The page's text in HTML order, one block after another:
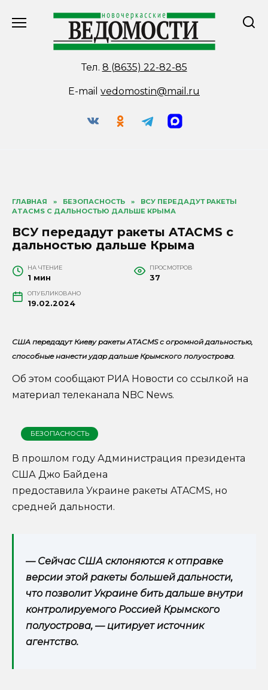
Тел. 8 (8635) 22-82-85
E-mail vedomostin@mail.ru
ГЛАВНАЯ » БЕЗОПАСНОСТЬ »
ВСУ ПЕРЕДАДУТ РАКЕТЫ
ATACMS С ДАЛЬНОСТЬЮ ДАЛЬШЕ КРЫМА
ВСУ передадут ракеты ATACMS с
дальностью дальше Крыма
НА ЧТЕНИЕ
1 мин
ПРОСМОТРОВ
37
ОПУБЛИКОВАНО
19.02.2024
США передадут Киеву ракеты ATACMS с огромной дальностью,
способные нанести удар дальше Крымского полуострова.
Об этом сообщают РИА Новости со ссылкой на
материал телеканала NBC News.
БЕЗОПАСНОСТЬ
В прошлом году Администрация президента
США Джо Байдена
предоставила Украине ракеты ATACMS, но
средней дальности.
— Сейчас США склоняются к отправке
версии этой ракеты большей дальности,
что позволит Украине бить дальше внутри
контролируемого Россией Крымского
полуострова, — цитирует источник
агентство.